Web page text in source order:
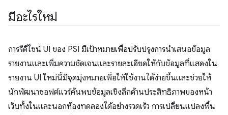
มีอะไรใหม่
การรีดีไซน์ UI ของ PSI มีเป้าหมายเพื่อปรับปรุงการนำเสนอข้อมูล
รายงานและเพิ่มความชัดเจนและรายละเอียดให้กับข้อมูลที่แสดงใน
รายงาน UI ใหม่นี้มีจุดมุ่งหมายเพื่อให้ใช้งานได้ง่ายขึ้นและช่วยให้
นักพัฒนาซอฟต์แวร์ค้นพบข้อมูลเชิงลึกด้านประสิทธิภาพของหน้า
เว็บทั้งในและนอกห้องทดลองได้อย่างรวดเร็ว การเปลี่ยนแปลงพื้น